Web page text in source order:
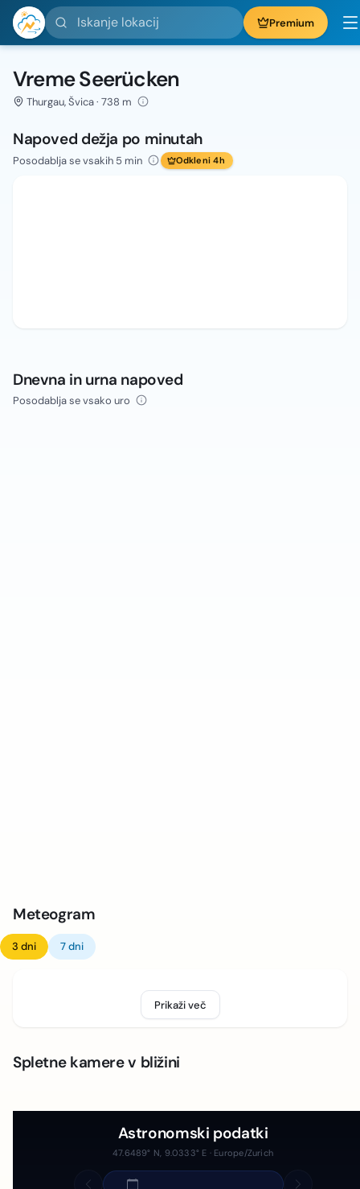
Iskanje lokacij Premium
Vreme Seerücken
Thurgau, Švica · 738 m
Napoved dežja po minutah
Posodablja se vsakih 5 min Odkleni 4h
Dnevna in urna napoved
Posodablja se vsako uro
Meteogram
3 dni 7 dni
Prikaži več
Spletne kamere v bližini
Astronomski podatki
47.6489° N, 9.0333° E · Europe/Zurich